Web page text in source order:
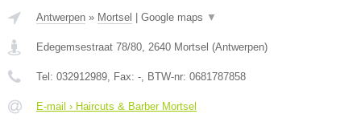
Antwerpen » Mortsel Google maps ▼
Edegemsestraat 78/80, 2640 Mortsel (Antwerpen)
Tel: 032912989, Fax: -, BTW-nr: 0681787858
E-mail › Haircuts & Barber Mortsel